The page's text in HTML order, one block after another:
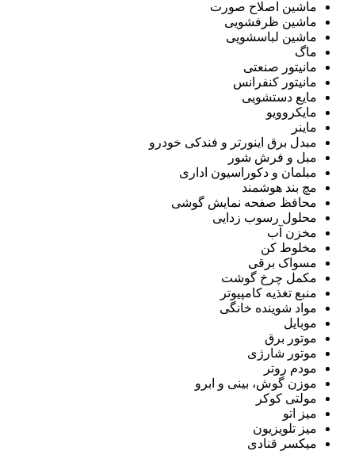
ماشین اصلاح صورت
ماشین ظرفشویی
ماشین لباسشویی
ماگ
مانیتور صنعتی
مانیتور کنفرانس
مایع دستشویی
مایکروویو
ماینر
مبدل برق اینورتر و فندکی خودرو
مبل و فرش شور
مبلمان و دکوراسیون اداری
مچ بند هوشمند
محافظ صفحه نمایش گوشی
محلول رسوب زدایی
مخزن آب
مخلوط کن
مسواک برقی
مکمل چرخ گوشت
منبع تغذیه کامپیوتر
مواد شوینده خانگی
موبایل
موتور برق
موتور شارژی
مودم روتر
موزن گوش، بینی و ابرو
مولتی کوکر
میز اتو
میز تلویزیون
میکسر قنادی